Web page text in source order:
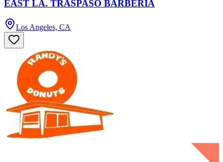
EAST LA. TRASPASO BARBERÍA
Los Angeles, CA